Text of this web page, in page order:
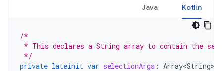
Kotlin
Java
/*
* This declares a String array to contain the
*/
private lateinit var selectionArgs : Array<String>